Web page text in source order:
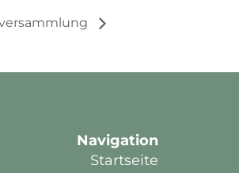
Navigation
Startseite